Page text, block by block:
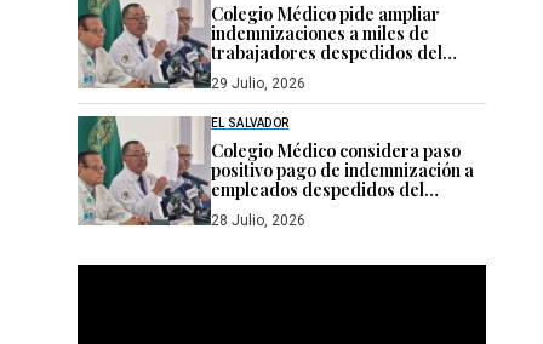
Colegio Médico pide ampliar
indemnizaciones a miles de
trabajadores despedidos del
sistema público de salud
29 Julio, 2026
EL SALVADOR
Colegio Médico considera paso
positivo pago de indemnización a
empleados despedidos del
sistema de salud
28 Julio, 2026